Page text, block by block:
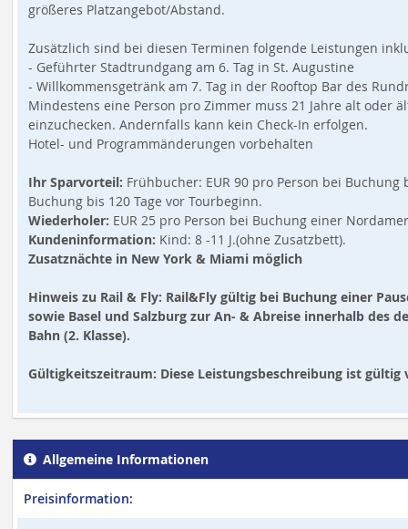
größeres Platzangebot/Abstand.
Zusätzlich sind bei diesen Terminen folgende Leistungen
- Geführter Stadtrundgang am 6. Tag in St. Augustine
- Willkommensgetränk am 7. Tag in der Rooftop Bar des
Mindestens eine Person pro Zimmer muss 21 Jahre alt oder
einzuchecken. Andernfalls kann kein Check-In erfolgen.
Hotel- und Programmänderungen vorbehalten
Ihr Sparvorteil: Frühbucher: EUR 90 pro Person bei Buchung
Buchung bis 120 Tage vor Tourbeginn.
Wiederholer: EUR 25 pro Person bei Buchung einer
Kundeninformation: Kind: 8 -11 J.(ohne Zusatzbett).
Zusatznächte in New York & Miami möglich
Hinweis zu Rail & Fly: Rail&Fly gültig bei Buchung einer
sowie Basel und Salzburg zur An- & Abreise innerhalb des
Bahn (2. Klasse).
Gültigkeitszeitraum: Diese Leistungsbeschreibung ist gültig
Allgemeine Informationen
Preisinformation: